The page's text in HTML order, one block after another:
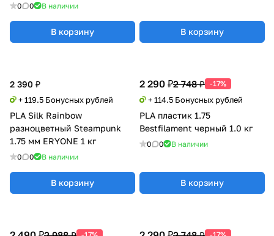
0 0 В наличии
В корзину В корзину
2 390 ₽
+ 119.5 Бонусных рублей
PLA Silk Rainbow
разноцветный Steampunk
1.75 мм ERYONE 1 кг
0 0 В наличии
В корзину
2 290 ₽2 748 ₽ -17%
+ 114.5 Бонусных рублей
PLA пластик 1.75
Bestfilament черный 1.0 кг
0 0 В наличии
В корзину